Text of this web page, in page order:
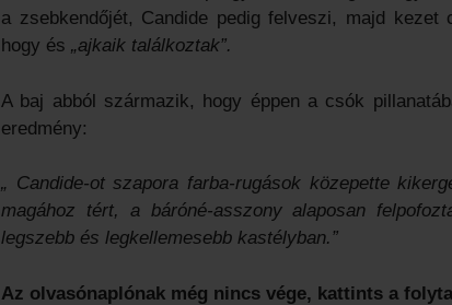
a zsebkendőjét, Candide pedig felveszi, majd
hogy és „ajkaik találkoztak”.
A baj abból származik, hogy éppen a csók
eredmény:
„ Candide-ot szapora farba-rugások közepette
magához tért, a báróné-asszony alaposan
legszebb és legkellemesebb kastélyban.”
Az olvasónaplónak még nincs vége, kattints a